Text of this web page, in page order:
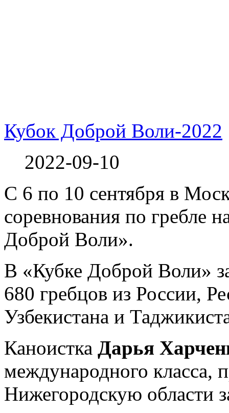
Кубок Доброй Воли-2022
2022-09-10
С 6 по 10 сентября в
соревнования по гребле
Доброй Воли».
В «Кубке Доброй Воли»
680 гребцов из России,
Узбекистана и
Каноистка Дарья
международного класса,
Нижегородскую области